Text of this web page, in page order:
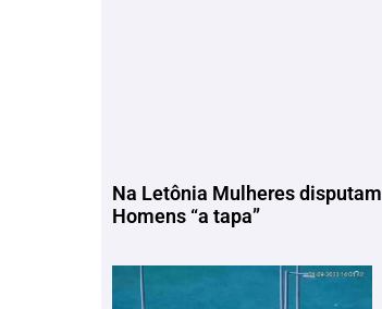
Na Letônia Mulheres disputam
Homens “a tapa”